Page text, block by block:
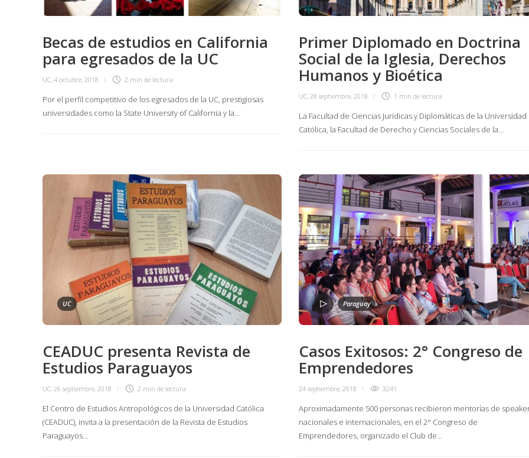
Becas de estudios en California
para egresados de la UC
UC, 4 octubre, 2018 2 min de lectura
Por el perfil competitivo de los egresados de la UC, prestigiosas
universidades como la State University of California y la…
Primer Diplomado en Doctrina
Social de la Iglesia, Derechos
Humanos y Bioética
UC, 28 septiembre, 2018 1 min de lectura
La Facultad de Ciencias Jurídicas y Diplomáticas de la Universidad
Católica, la Facultad de Derecho y Ciencias Sociales de la…
UC
CEADUC presenta Revista de
Estudios Paraguayos
UC, 26 septiembre, 2018 2 min de lectura
El Centro de Estudios Antropológicos de la Universidad Católica
(CEADUC), invita a la presentación de la Revista de Estudios
Paraguayos…
Paraguay
Casos Exitosos: 2° Congreso de
Emprendedores
24 septiembre, 2018 3241
Aproximadamente 500 personas recibieron mentorías de
nacionales e internacionales, en el 2° Congreso de
Emprendedores, organizado el Club de…